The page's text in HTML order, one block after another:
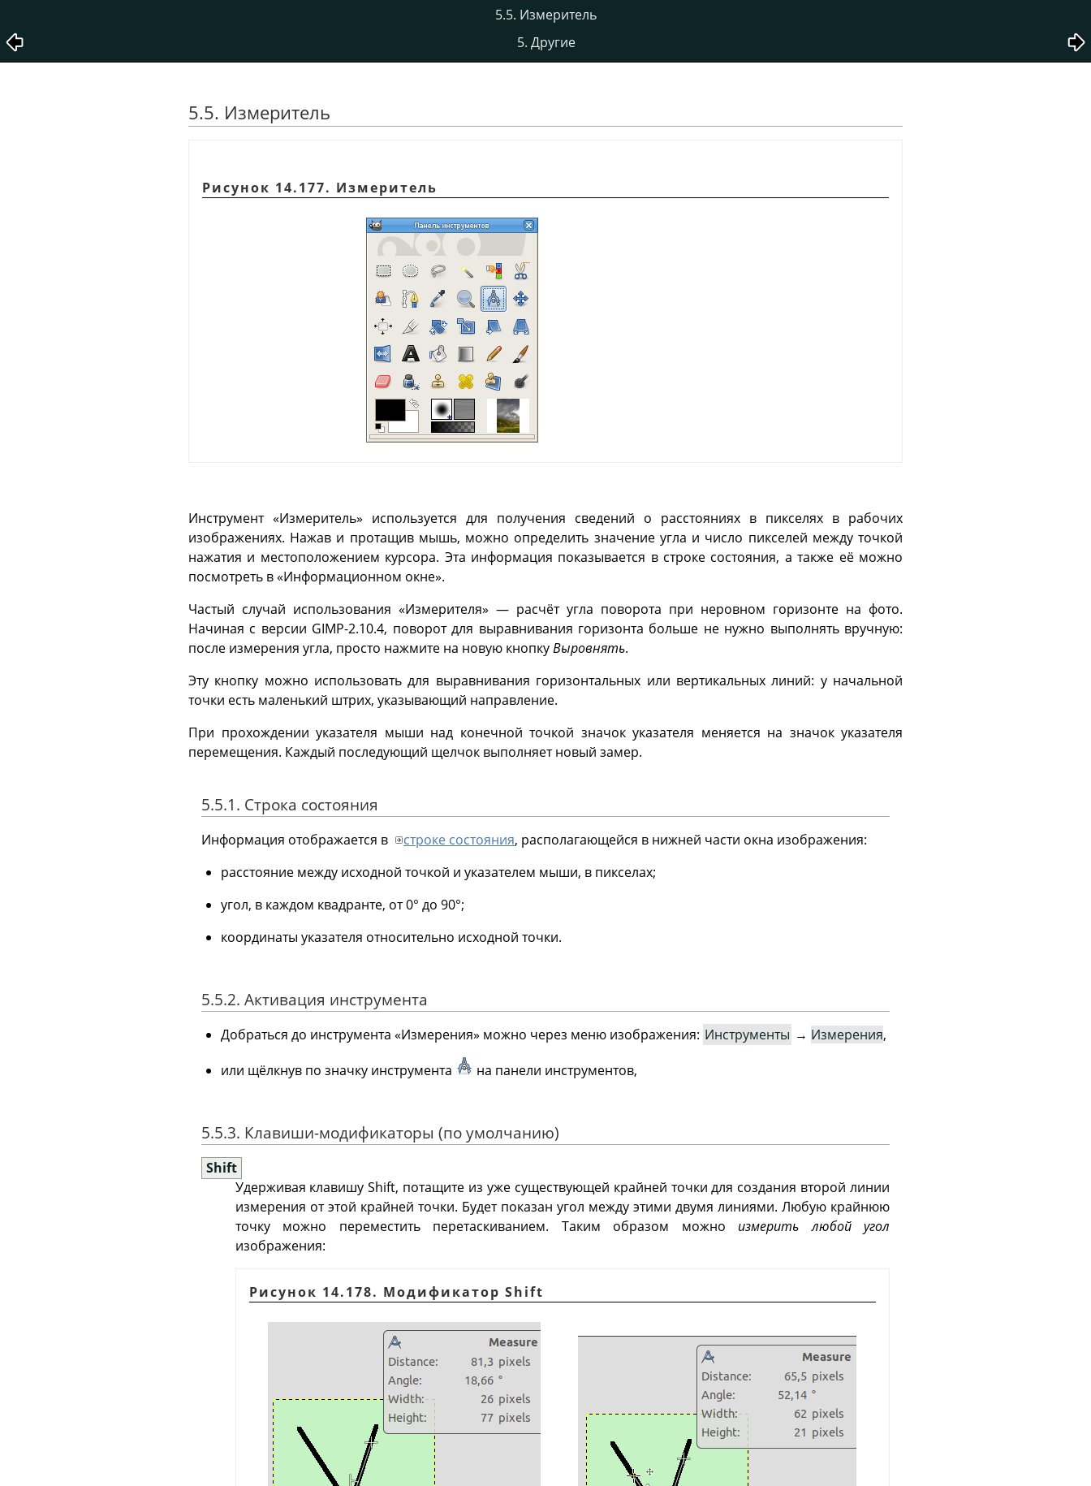
5.5. Измеритель
5. Другие
5.5. Измеритель
Рисунок 14.177. Измеритель
Инструмент «Измеритель» используется для получения сведений о расстояниях в пикселях в рабочих
изображениях. Нажав и протащив мышь, можно определить значение угла и число пикселей между точкой
нажатия и местоположением курсора. Эта информация показывается в строке состояния, а также её можно
посмотреть в «Информационном окне».
Частый случай использования «Измерителя» — расчёт угла поворота при неровном горизонте на фото.
Начиная с версии GIMP-2.10.4, поворот для выравнивания горизонта больше не нужно выполнять вручную:
после измерения угла, просто нажмите на новую кнопкуВыровнять.
Эту кнопку можно использовать для выравнивания горизонтальных или вертикальных линий: у начальной
точки есть маленький штрих, указывающий направление.
При прохождении указателя мыши над конечной точкой значок указателя меняется на значок указателя
перемещения. Каждый последующий щелчок выполняет новый замер.
5.5.1. Строка состояния
Информация отображается в строке состояния, располагающейся в нижней части окна изображения:
расстояние между исходной точкой и указателем мыши, в пикселах;
угол, в каждом квадранте, от 0° до 90°;
координаты указателя относительно исходной точки.
5.5.2. Активация инструмента
Добраться до инструмента «Измерения» можно через меню изображения: Инструменты → Измерения,
или щёлкнув по значку инструмента
на панели инструментов,
5.5.3. Клавиши-модификаторы (по умолчанию)
Shift
Удерживая клавишу Shift, потащите из уже существующей крайней точки для создания второй линии
измерения от этой крайней точки. Будет показан угол между этими двумя линиями. Любую крайнюю
точку можно переместить перетаскиванием. Таким образом можно измерить любой угол
изображения:
Рисунок 14.178. Модификатор Shift